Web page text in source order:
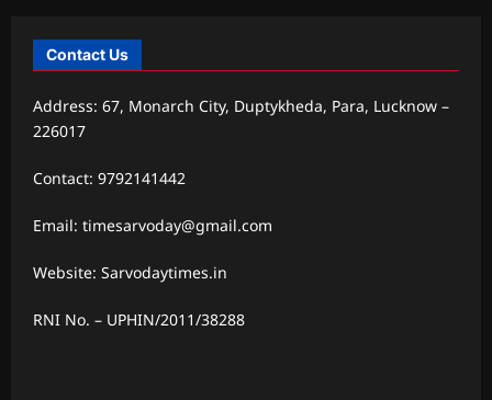
Contact Us
Address: 67, Monarch City, Duptykheda, Para, Lucknow –
226017
Contact: 9792141442
Email: timesarvoday@gmail.com
Website: Sarvodaytimes.in
RNI No. – UPHIN/2011/38288